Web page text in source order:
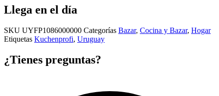
Llega en el día
SKU UYFP1086000000 Categorías Bazar, Cocina y Bazar, Hogar
Etiquetas Kuchenprofi, Uruguay
¿Tienes preguntas?